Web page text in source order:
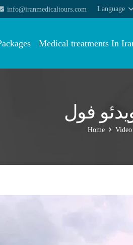
info@iranmedicaltours.com Language
Medical treatments In
فول
Home Video